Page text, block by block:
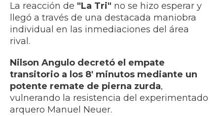
La reacción de "La Tri" no se hizo esperar y
llegó a través de una destacada maniobra
individual en las inmediaciones del área
rival.
Nilson Angulo decretó el empate
transitorio a los 8' minutos mediante un
potente remate de pierna zurda,
vulnerando la resistencia del experimentado
arquero Manuel Neuer.